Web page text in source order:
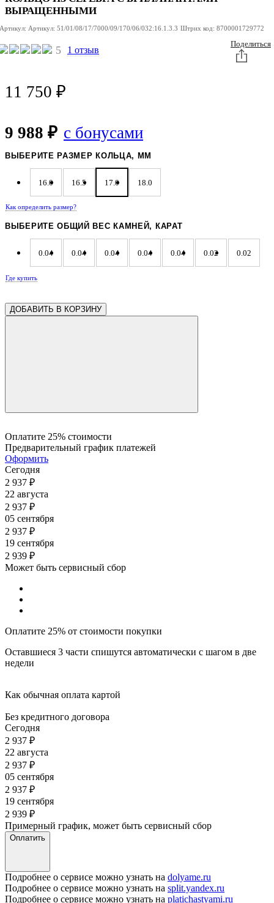
ВЫРАЩЕННЫМИ
Артикул: Артикул: 51/01/08/17/7000/09/170/06/032:16.1.3.3 Штрих код: 8700001729772
5 1 отзыв
Поделиться
11 750 ₽
9 988 ₽ с бонусами
ВЫБЕРИТЕ РАЗМЕР КОЛЬЦА, ММ
16.0 16.5 17.0 18.0
Как определить размер?
ВЫБЕРИТЕ ОБЩИЙ ВЕС КАМНЕЙ, КАРАТ
0.04 0.04 0.04 0.04 0.04 0.02 0.02
Где купить
ДОБАВИТЬ В КОРЗИНУ
Оплатите 25% стоимости
Предварительный график платежей
Оформить
Сегодня
2 937 ₽
22 августа
2 937 ₽
05 сентября
2 937 ₽
19 сентября
2 939 ₽
Может быть сервисный сбор
Оплатите 25% от стоимости покупки
Оставшиеся 3 части спишутся автоматически с шагом в две
недели
Как обычная оплата картой
Без кредитного договора
Сегодня
2 937 ₽
22 августа
2 937 ₽
05 сентября
2 937 ₽
19 сентября
2 939 ₽
Примерный график, может быть сервисный сбор
Оплатить
Подробнее о сервисе можно узнать на dolyame.ru
Подробнее о сервисе можно узнать на split.yandex.ru
Подробнее о сервисе можно узнать на platichastyami.ru